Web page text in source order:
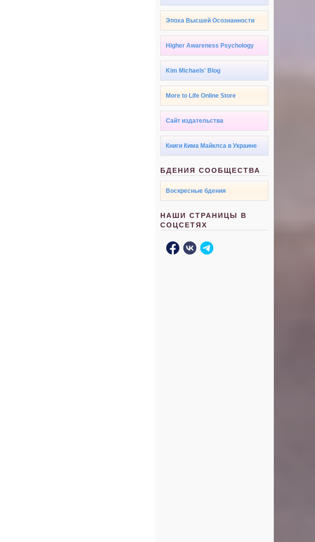
Эпоха Высшей Осознанности
Higher Awareness Psychology
Kim Michaels' Blog
More to Life Online Store
Сайт издательства
Книги Кима Майклса в Украине
БДЕНИЯ СООБЩЕСТВА
Воскресные бдения
НАШИ СТРАНИЦЫ В
СОЦСЕТЯХ